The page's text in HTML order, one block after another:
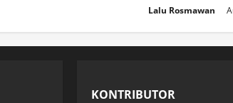
Lalu Rosmawan
KONTRIBUTOR